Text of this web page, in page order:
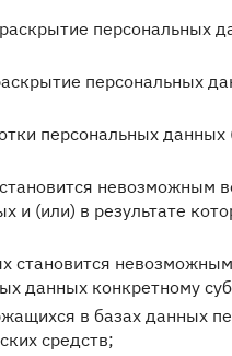
персональных
персональных
персональных данных
невозможным
и (или) в результате
становится
данных конкретному
в базах данных
средств;